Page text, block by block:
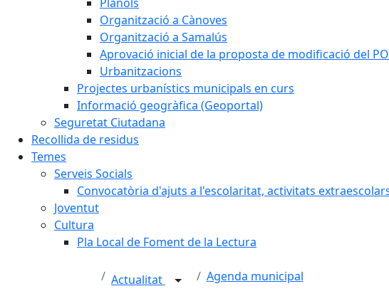
Organització a Cànoves
Organització a Samalús
Aprovació inicial de la proposta de modificació del
Urbanitzacions
Projectes urbanístics municipals en curs
Informació geogràfica (Geoportal)
Seguretat Ciutadana
Recollida de residus
Temes
Serveis Socials
Convocatòria d'ajuts a l'escolaritat, activitats
Joventut
Cultura
Pla Local de Foment de la Lectura
Actualitat Agenda municipal